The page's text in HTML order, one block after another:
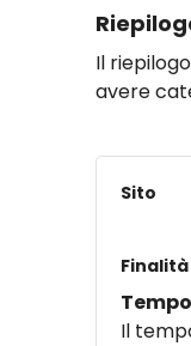
Il
avere
Sito
Finalità
Il